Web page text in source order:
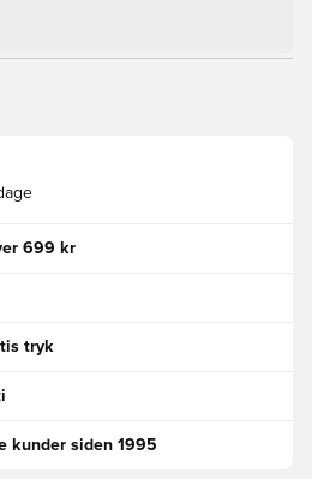
699 kr
tryk
kunder siden 1995